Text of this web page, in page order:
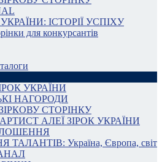
ІСТОРІЇ УСПІХУ
для конкурсантів
УКРАЇНИ
НАГОРОДИ
СТОРІНКУ
АЛЕЇ ЗІРОК УКРАЇНИ
Україна, Європа, світ